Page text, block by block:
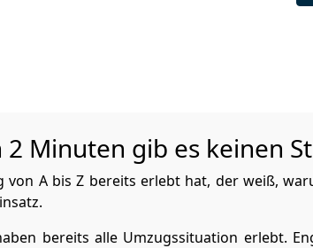
Minuten gib es keinen
A bis Z bereits erlebt hat, der weiß,
bereits alle Umzugssituation erlebt.